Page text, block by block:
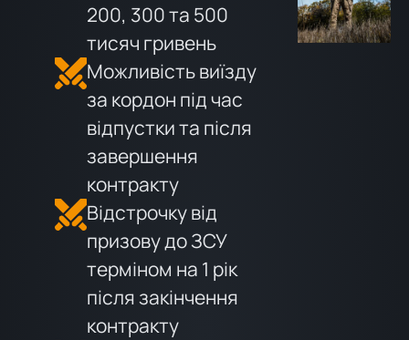
200, 300 та 500
тисяч гривень
Можливість виїзду
за кордон під час
відпустки та після
завершення
контракту
Відстрочку від
призову до ЗСУ
терміном на 1 рік
після закінчення
контракту